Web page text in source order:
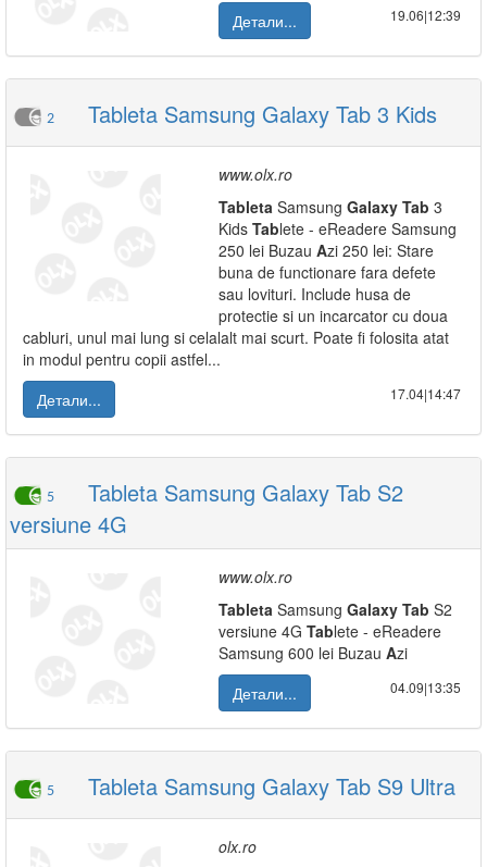
Детали... 19.06|12:39
2 Tableta Samsung Galaxy Tab 3 Kids
www.olx.ro
Tableta Samsung Galaxy Tab 3
Kids Tablete - eReadere Samsung
250 lei Buzau Azi 250 lei: Stare
buna de functionare fara defete
sau lovituri. Include husa de
protectie si un incarcator cu doua
cabluri, unul mai lung si celalalt mai scurt. Poate fi folosita atat
in modul pentru copii astfel...
Детали...
17.04|14:47
5
Tableta Samsung Galaxy Tab S2
versiune 4G
www.olx.ro
Tableta Samsung Galaxy Tab S2
versiune 4G Tablete - eReadere
Samsung 600 lei Buzau Azi
Детали...
04.09|13:35
5 Tableta Samsung Galaxy Tab S9 Ultra
olx.ro